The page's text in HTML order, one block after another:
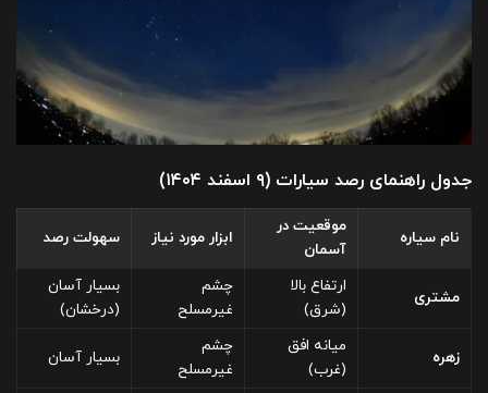
جدول راهنمای رصد سیارات (۹ اسفند ۱۴۰۴)
نام سیاره
موقعیت در
آسمان
ابزار مورد نیاز سهولت رصد
مشتری
ارتفاع بالا
(شرق)
چشم
غیرمسلح
بسیار آسان
(درخشان)
زهره
میانه افق
(غرب)
چشم
غیرمسلح
بسیار آسان